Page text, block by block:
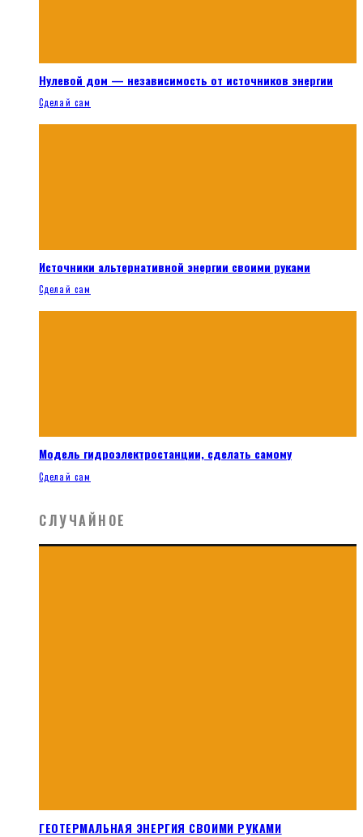
Нулевой дом — независимость от источников энергии
Сделай сам
Источники альтернативной энергии своими руками
Сделай сам
Модель гидроэлектростанции, сделать самому
Сделай сам
СЛУЧАЙНОЕ
ГЕОТЕРМАЛЬНАЯ ЭНЕРГИЯ СВОИМИ РУКАМИ